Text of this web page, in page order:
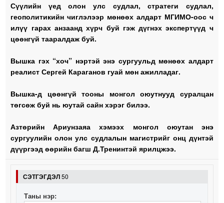
Сүүлийн үед олон улс судлал, стратеги судлал,
геополитикийн чиглэлээр мөнөөх алдарт МГИМО-оос ч
илүү гарах анзаанд хүрч буй гэж дүгнэх экспертүүд ч
цөөнгүй тааралдаж буй.
Вышка гэх “хоч” нэртэй энэ сургуульд мөнөөх алдарт
реалист Сергей Караганов гуай мөн ажилладаг.
Вышка-д цөөнгүй тооны монгол оюутнууд суралцан
төгсөж буй нь юутай сайн хэрэг билээ.
Азтөрийн Ариунзаяа хэмээх монгол оюутан энэ
сургуулийн олон улс судлалын магистрийг онц дүнтэй
дүүргээд өөрийн багш Д.Тренинтэй ярилцжээ.
СЭТГЭГДЭЛ50
Таны нэр: